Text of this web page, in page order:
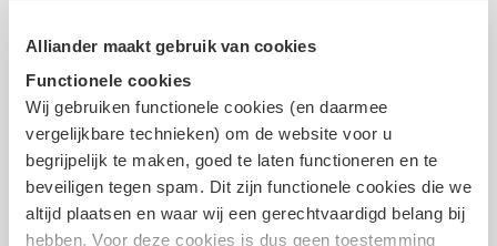
Alliander maakt gebruik van cookies
Functionele cookies
Wij gebruiken functionele cookies (en daarmee
vergelijkbare technieken) om de website voor u
begrijpelijk te maken, goed te laten functioneren en te
beveiligen tegen spam. Dit zijn functionele cookies die we
altijd plaatsen en waar wij een gerechtvaardigd belang bij
hebben. Voor deze cookies is dus geen toestemming
ons om onze doelen voor 2030 te
bereiken en zorgen voor een duurzame
energievoorziening in de toekomst. Met
deze strategie versnellen we niet alleen
de energietransitie, maar helpen we ook
om Nederland in 2050 klimaatneutraal te
zijn.